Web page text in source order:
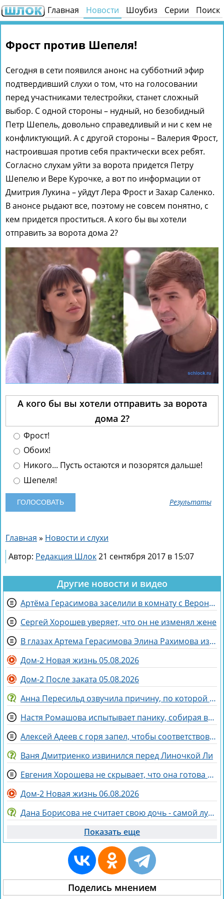
Главная Новости Шоубиз Серии Поиск
Фрост против Шепеля!
Сегодня в сети появился анонс на субботний эфир
подтвердивший слухи о том, что на голосовании
перед участниками телестройки, станет сложный
выбор. С одной стороны – нудный, но безобидный
Петр Шепель, довольно справедливый и ни с кем не
конфликтующий. А с другой стороны – Валерия Фрост,
настроившая против себя практически всех ребят.
Согласно слухам уйти за ворота придется Петру
Шепелю и Вере Курочке, а вот по информации от
Дмитрия Лукина – уйдут Лера Фрост и Захар Саленко.
В анонсе рыдают все, поэтому не совсем понятно, с
кем придется проститься. А кого бы вы хотели
отправить за ворота дома 2?
А кого бы вы хотели отправить за ворота
дома 2?
Фрост!
Обоих!
Никого... Пусть остаются и позорятся дальше!
Шепеля!
Результаты
Главная » Новости и слухи
Автор: Редакция Шлок21 сентября 2017 в 15:07
Другие новости и видео
Артёма Герасимова заселили в комнату с Вероникой Строгановой
Сергей Хорошев уверяет, что он не изменял жене
В глазах Артема Герасимова Элина Рахимова из «питбуля» превратилась в «роллы»
Дом-2 Новая жизнь 05.08.2026
Дом-2 После заката 05.08.2026
Анна Пересильд озвучила причину, по которой она выбрала курс Дарьи Мороз
Настя Ромашова испытывает панику, собирая вещи для родов в Бразилии
Алексей Адеев с горя запел, чтобы соответствовать Иване Михайличенко
Ваня Дмитриенко извинился перед Линочкой Ли
Евгения Хорошева не скрывает, что она готова идти по головам ради победы
Дом-2 Новая жизнь 06.08.2026
Дана Борисова не считает свою дочь - самой лучшей дочерью на свете
Показать еще
Поделись мнением